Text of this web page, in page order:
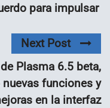
para impulsar
Next Post
Plasma 6.5 beta,
funciones y
en la interfaz